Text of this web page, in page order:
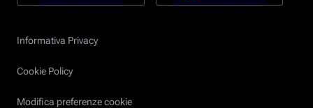
Informativa Privacy
Cookie Policy
Modifica preferenze cookie